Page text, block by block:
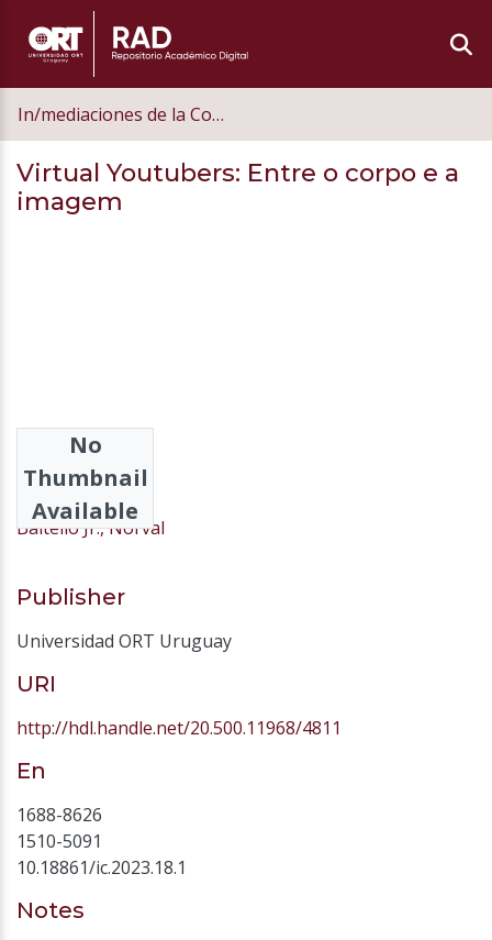
In/mediaciones de la Comunicación
Virtual Youtubers: Entre o corpo e a
imagem
No
Thumbnail
Available
Authors
Soares, Gabriel
Baitello Jr., Norval
Publisher
Universidad ORT Uruguay
URI
http://hdl.handle.net/20.500.11968/4811
En
1688-8626
1510-5091
10.18861/ic.2023.18.1
Notes